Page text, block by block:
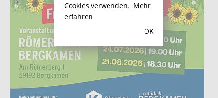
Cookies verwenden. Mehr
erfahren
OK